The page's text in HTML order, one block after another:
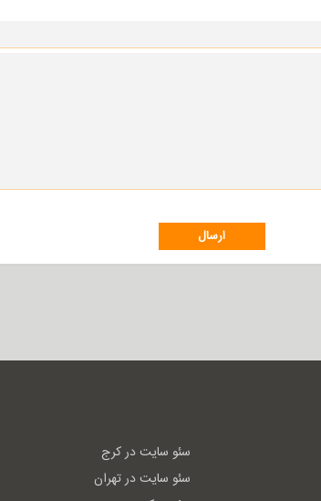
سئو سایت در کرج
سئو سایت در تهران